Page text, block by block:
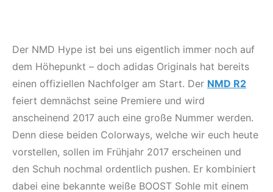
Der NMD Hype ist bei uns eigentlich immer noch auf
dem Höhepunkt – doch adidas Originals hat bereits
einen offiziellen Nachfolger am Start. Der NMD R2
feiert demnächst seine Premiere und wird
anscheinend 2017 auch eine große Nummer werden.
Denn diese beiden Colorways, welche wir euch heute
vorstellen, sollen im Frühjahr 2017 erscheinen und
den Schuh nochmal ordentlich pushen. Er kombiniert
dabei eine bekannte weiße BOOST Sohle mit einem